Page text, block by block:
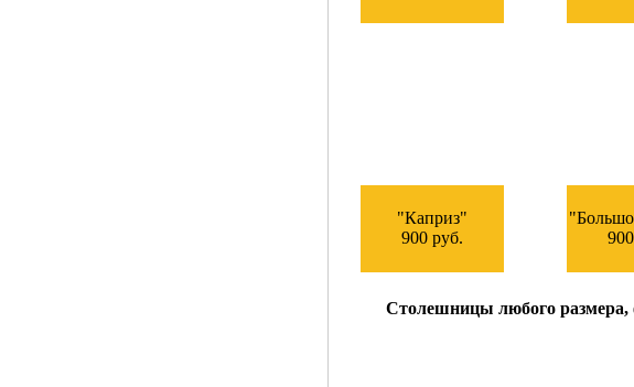
"Каприз"
900 руб.
Столешницы любого размера,